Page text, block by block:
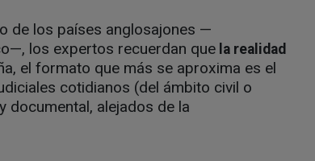
de los países anglosajones —
los expertos recuerdan que la realidad
el formato que más se aproxima es el
cotidianos (del ámbito civil o
alejados de la